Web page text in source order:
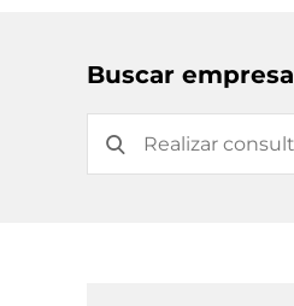
Buscar empresa